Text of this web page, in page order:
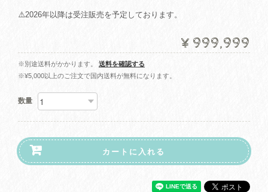
⚠️2026年以降は受注販売を予定しております。
¥999,999
※別途送料がかかります。
送料を確認する
※¥5,000以上のご注文で国内送料が無料になります。
数量
カートに入れる